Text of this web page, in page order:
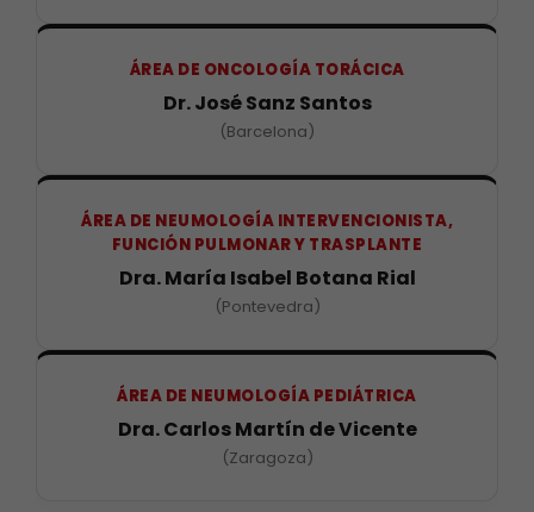
ÁREA DE ONCOLOGÍA TORÁCICA
Dr. José Sanz Santos
(Barcelona)
ÁREA DE NEUMOLOGÍA INTERVENCIONISTA,
FUNCIÓN PULMONAR Y TRASPLANTE
Dra. María Isabel Botana Rial
(Pontevedra)
ÁREA DE NEUMOLOGÍA PEDIÁTRICA
Dra. Carlos Martín de Vicente
(Zaragoza)